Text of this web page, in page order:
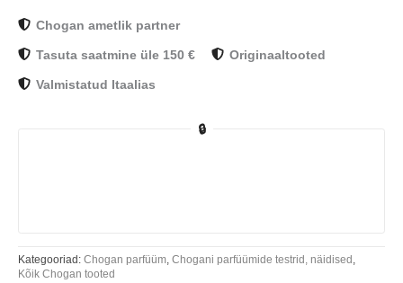
Chogan ametlik partner
Tasuta saatmine üle 150 € Originaaltooted
Valmistatud Itaalias
🔒
Kategooriad: Chogan parfüüm, Chogani parfüümide testrid, näidised ,
Kõik Chogan tooted